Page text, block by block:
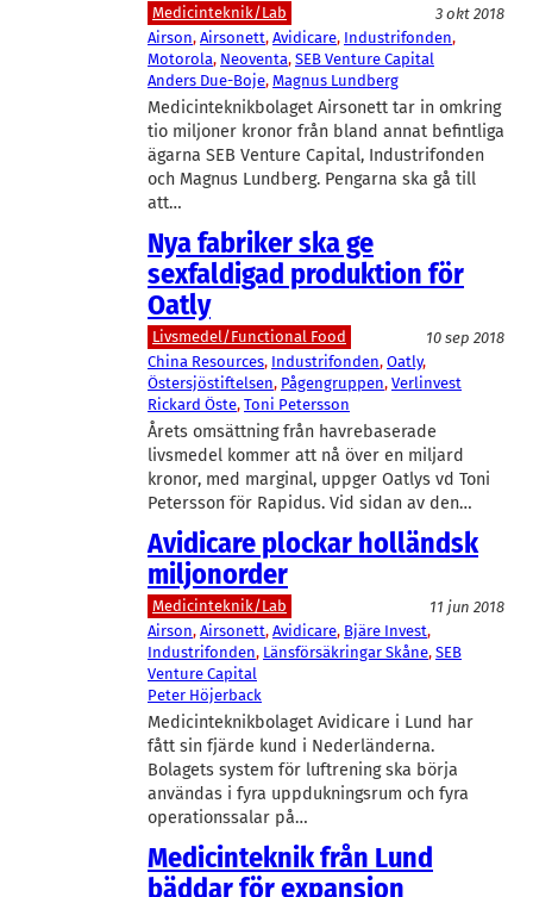
Medicinteknik/Lab
3 okt 2018
Airson, Airsonett, Avidicare, Industrifonden
Motorola, Neoventa, SEB Venture Capital
Anders Due-Boje, Magnus Lundberg
Medicinteknikbolaget Airsonett tar in omkring
tio miljoner kronor från bland annat befintliga
ägarna SEB Venture Capital, Industrifonden
och Magnus Lundberg. Pengarna ska gå till
att…
Nya fabriker ska ge
sexfaldigad produktion för
Oatly
Livsmedel/Functional Food
10 sep 2018
China Resources, Industrifonden, Oatly
Östersjöstiftelsen, Pågengruppen, Verlinvest
Rickard Öste, Toni Petersson
Årets omsättning från havrebaserade
livsmedel kommer att nå över en miljard
kronor, med marginal, uppger Oatlys vd Toni
Petersson för Rapidus. Vid sidan av den…
Avidicare plockar holländsk
miljonorder
Medicinteknik/Lab
11 jun 2018
Airson, Airsonett, Avidicare, Bjäre Invest
Industrifonden, Länsförsäkringar Skåne, SEB
Venture Capital
Peter Höjerback
Medicinteknikbolaget Avidicare i Lund har
fått sin fjärde kund i Nederländerna.
Bolagets system för luftrening ska börja
användas i fyra uppdukningsrum och fyra
operationssalar på…
Medicinteknik från Lund
bäddar för expansion